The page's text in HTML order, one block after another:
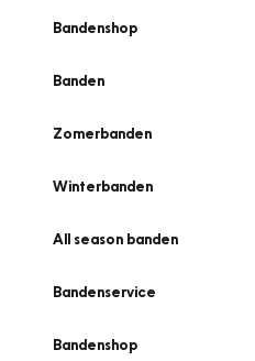
Bandenshop
Banden
Zomerbanden
Winterbanden
All season banden
Bandenservice
Bandenshop